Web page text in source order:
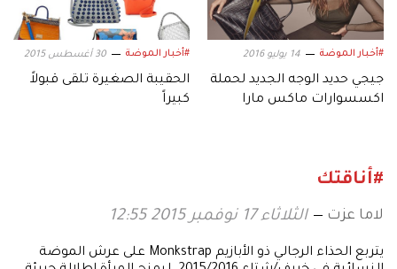
#أخبار الموضة 14 يوليو 2016
جيجي حديد الوجه الجديد لحملة
اكسسوارات ماكس مارا
#أخبار الموضة 30 أغسطس 2015
الحقيبة الصغيرة تلقى قبولاً
كبيراً
#أناقتك
لاما عزت الثلاثاء 17 نوفمبر 2015 12:55
يتربع الحذاء الرجالي ذو الأبازيم Monkstrap على عرش الموضة